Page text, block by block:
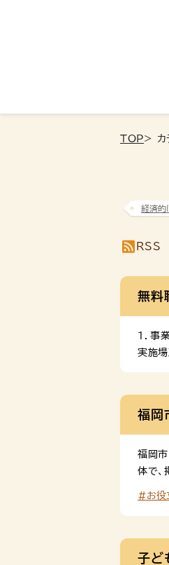
TOP> カ
経済的
RSS
無料
１．
実施場
福岡
福岡
体で、
#お役
子ど